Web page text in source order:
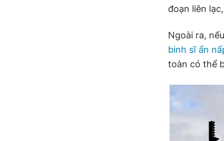
đoạn liên
Ngoài ra,
binh sĩ ẩn
toàn có thể